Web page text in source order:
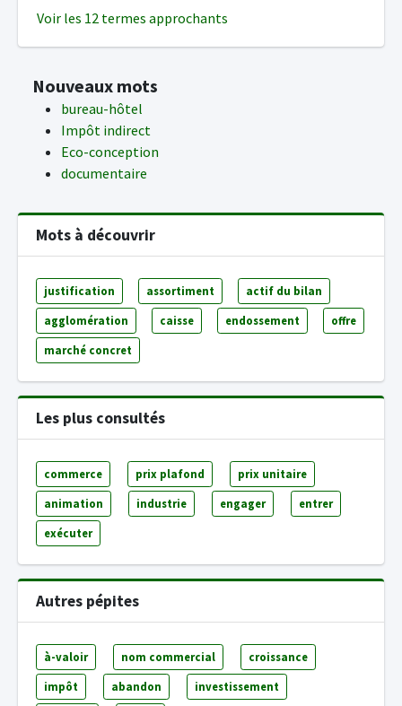
Voir les 12 termes approchants
Nouveaux mots
bureau-hôtel
Impôt indirect
Eco-conception
documentaire
Mots à découvrir
justification assortiment actif du bilan
agglomération caisse endossement offre
marché concret
Les plus consultés
commerce prix plafond prix unitaire
animation industrie engager entrer
exécuter
Autres pépites
à-valoir nom commercial croissance
impôt abandon investissement